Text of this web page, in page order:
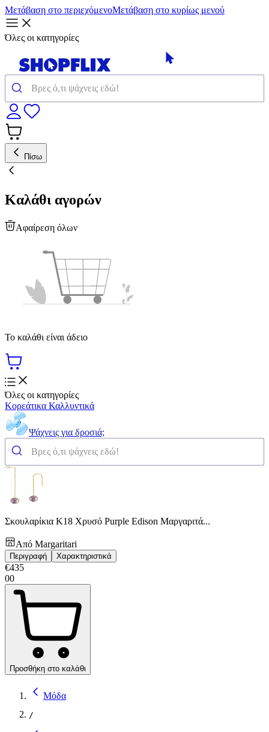
Μετάβαση στο περιεχόμενοΜετάβαση στο κυρίως μενού
Όλες οι κατηγορίες
Πίσω
Καλάθι αγορών
Αφαίρεση όλων
Το καλάθι είναι άδειο
Όλες οι κατηγορίες
Κορεάτικα Καλλυντικά
Ψάχνεις για δροσιά;
Σκουλαρίκια Κ18 Χρυσό Purple Edison Μαργαριτά...
Από Margaritari
Περιγραφή Χαρακτηριστικά
€435
00
Προσθήκη στο καλάθι
Μόδα
/